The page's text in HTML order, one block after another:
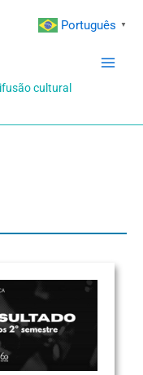
cultural
Português ▼